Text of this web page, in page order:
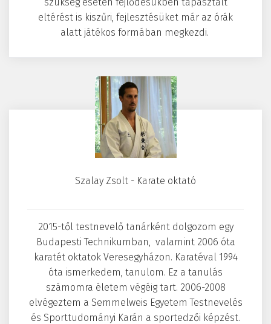
eltérést is kiszűri, fejlesztésüket már az órák
alatt játékos formában megkezdi.
Szalay Zsolt - Karate oktató
2015-től testnevelő tanárként dolgozom egy
Budapesti Technikumban, valamint 2006 óta
karatét oktatok Veresegyházon. Karatéval 1994
óta ismerkedem, tanulom. Ez a tanulás
számomra életem végéig tart. 2006-2008
elvégeztem a Semmelweis Egyetem Testnevelés
és Sporttudományi Karán a sportedzői képzést.